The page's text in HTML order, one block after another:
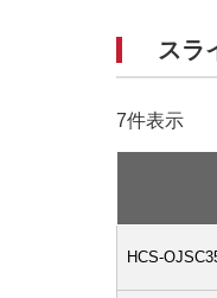
スラ
7件表示
HCS-